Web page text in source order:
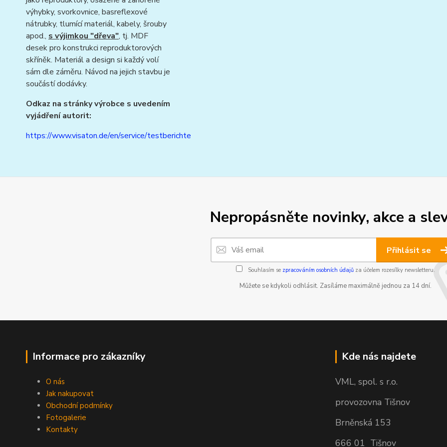
výhybky, svorkovnice, basreflexové
nátrubky, tlumící materiál, kabely, šrouby
apod., s výjimkou "dřeva", tj. MDF
desek pro konstrukci reproduktorových
skříněk. Materiál a design si každý volí
sám dle záměru. Návod na jejich stavbu je
součástí dodávky.
Odkaz na stránky výrobce s uvedením
vyjádření autorit:
https://www.visaton.de/en/service/testberichte
Nepropásněte novinky, akce a
Přihlásit se
Souhlasím se zpracováním osobních údajůza účelem rozesílky newsletteru.
Můžete se kdykoli odhlásit. Zasíláme maximálně jednou za 14 dní.
Informace pro zákazníky
O nás
Jak nakupovat
Obchodní podmínky
Fotogalerie
Kontakty
Kde nás najdete
VML, spol. s r.o.
provozovna Tišnov
Brněnská 153
666 01 Tišnov